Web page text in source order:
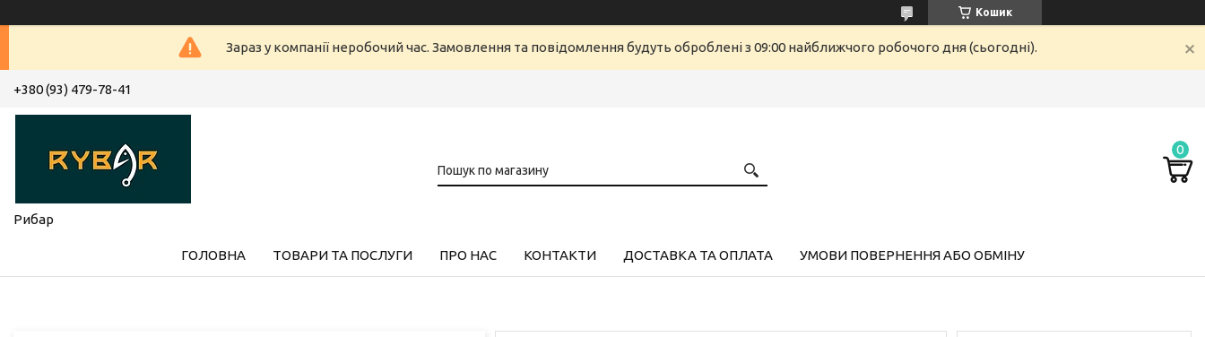
Кошик
Зараз у компанії неробочий час. Замовлення та повідомлення будуть оброблені з 09:00 найближчого робочого дня (сьогодні).
+380 (93) 479-78-41
Рибар
ГОЛОВНА ТОВАРИ ТА ПОСЛУГИ ПРО НАС КОНТАКТИ ДОСТАВКА ТА ОПЛАТА УМОВИ ПОВЕРНЕННЯ АБО ОБМІНУ